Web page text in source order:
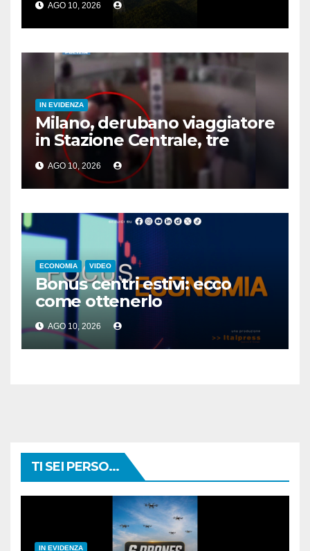
AGO 10, 2026
IN EVIDENZA
Milano, derubano viaggiatore
in Stazione Centrale, tre
arresti
AGO 10, 2026
ECONOMIA VIDEO
Bonus centri estivi: ecco
come ottenerlo
AGO 10, 2026
TI SEI PERSO...
IN EVIDENZA